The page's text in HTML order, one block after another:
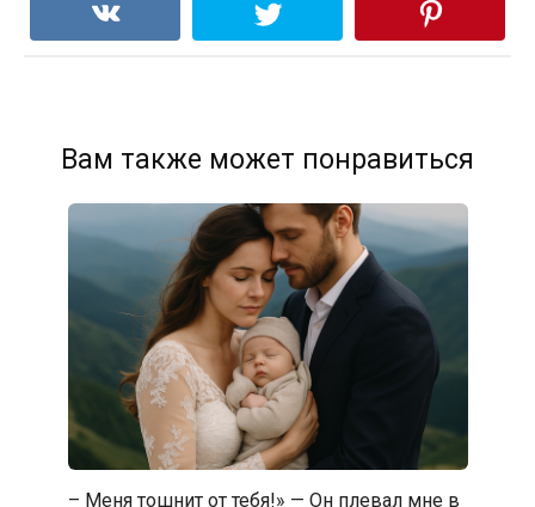
Вам также может понравиться
– Меня тошнит от тебя!» — Он плевал мне в